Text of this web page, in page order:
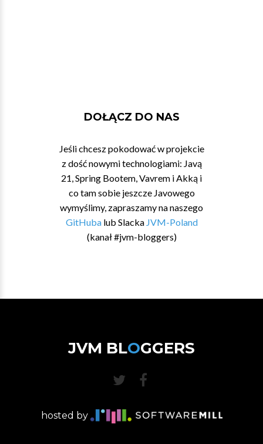
DOŁĄCZ DO NAS
Jeśli chcesz pokodować w projekcie
z dość nowymi technologiami: Javą
21, Spring Bootem, Vavrem i Akką i
co tam sobie jeszcze Javowego
wymyślimy, zapraszamy na naszego
GitHubalub Slacka JVM-Poland
(kanał #jvm-bloggers)
JVM BLOGGERS
hosted by